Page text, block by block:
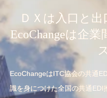
ＤＸは入口と
EcoChangeは企
EcoChangeはITC協会の共通
識を身につけた全国の共通EDI